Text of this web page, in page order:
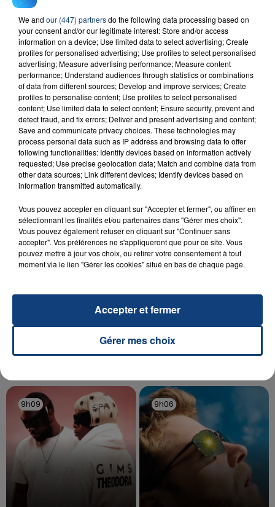
FIL D'ACTU
23 juillet 2026
INCENDIE MORTEL À LENS : UNE FEMME ET
SON BÉBÉ ENTRE LA VIE ET LA...
Un homme s'est immolé par le feu après avoir
aspergé sa compagne et leur bébé de trois mois
UNE ADOLESCENTE DEVANT SE FAIRE
OPÉRER DE LA CHEVILLE RESSORT DE LA...
La famille a porté plainte contre la clinique qui a
reconnu sa responsabilité et présenté ses
excuses.
9h09
9h09 9h06
9h06
We and our (447) partnersdo the following data processing based on
your consent and/or our legitimate interest: Store and/or access
information on a device; Use limited data to select advertising; Create
profiles for personalised advertising; Use profiles to select personalised
advertising; Measure advertising performance; Measure content
performance; Understand audiences through statistics or combinations
of data from different sources; Develop and improve services; Create
profiles to personalise content; Use profiles to select personalised
content; Use limited data to select content; Ensure security, prevent and
detect fraud, and fix errors; Deliver and present advertising and content;
Save and communicate privacy choices. These technologies may
process personal data such as IP address and browsing data to offer
following functionalities: Identify devices based on information actively
requested; Use precise geolocation data; Match and combine data from
other data sources; Link different devices; Identify devices based on
information transmitted automatically.
Vous pouvez accepter en cliquant sur "Accepter et fermer", ou affiner en
sélectionnant les finalités et/ou partenaires dans "Gérer mes choix".
Vous pouvez également refuser en cliquant sur "Continuer sans
accepter". Vos préférences ne s'appliqueront que pour ce site. Vous
pouvez mettre à jour vos choix, ou retirer votre consentement à tout
moment via le lien "Gérer les cookies" situé en bas de chaque page.
Gérer mes choix
Accepter et fermer